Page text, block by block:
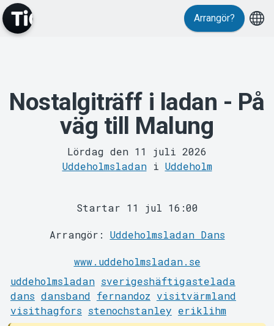
MyTickster
Arrangör?
Nostalgiträff i ladan - På
väg till Malung
Lördag den 11 juli 2026
Uddeholmsladani Uddeholm
Startar 11 jul 16:00
Arrangör: Uddeholmsladan Dans
www.uddeholmsladan.se
uddeholmsladan sverigeshäftigastelada
dans dansband fernandoz visitvärmland
visithagfors stenochstanley eriklihm